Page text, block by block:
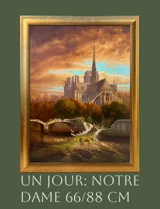
Un jour: Notre
dame 66/88 cm